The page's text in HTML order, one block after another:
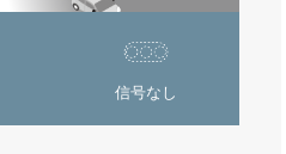
信号なし